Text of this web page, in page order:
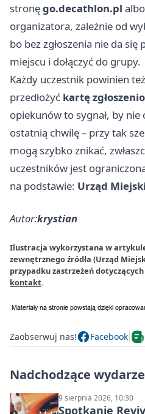
stronęgo.decathlon.pl
organizatora, zależnie od
bo bez zgłoszenia nie da
miejscu i dołączyć do grupy.
Każdy uczestnik powinien
przedłożyć kartę
opiekunów to sygnał, by nie
ostatnią chwilę – przy tak
mogą szybko znikać,
uczestników jest
na podstawie: Urząd
Autor:krystian
Ilustracja wykorzystana w
zewnętrznego źródła (Urząd
przypadku zastrzeżeń
kontakt.
Zaobserwuj nas! Facebook
Nadchodzące
9 sierpnia 2026, 10:30
Spotkanie